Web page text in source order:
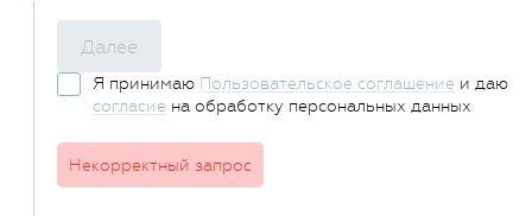
Далее
Я принимаю Пользовательское соглашение и даю
согласие на обработку персональных данных
Некорректный запрос